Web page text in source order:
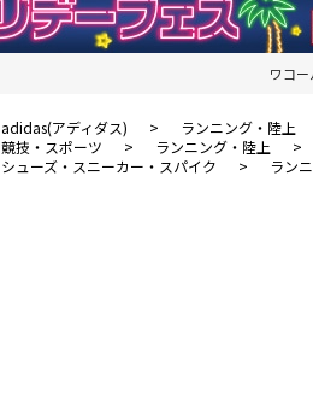
ワコ
adidas(アディダス) > ランニング・陸上
競技・スポーツ > ランニング・陸上 >
シューズ・スニーカー・スパイク > ラン